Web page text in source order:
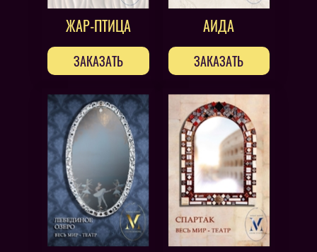
ЖАР-ПТИЦА
ЗАКАЗАТЬ
АИДА
ЗАКАЗАТЬ